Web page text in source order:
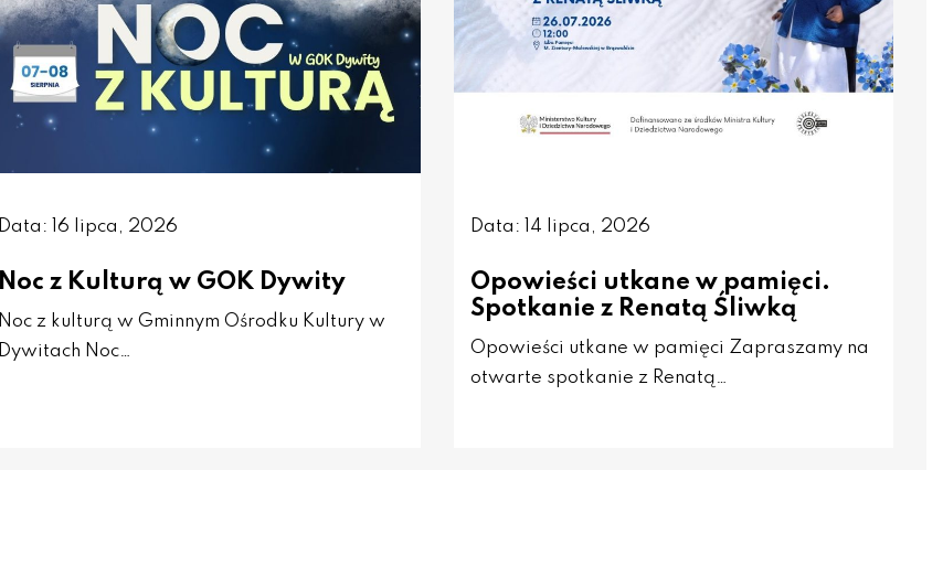
Data: 16 lipca, 2026
Noc z Kulturą w GOK Dywity
Noc z kulturą w Gminnym Ośrodku Kultury w
Dywitach Noc…
Data: 14 lipca, 2026
Opowieści utkane w pamięci.
Spotkanie z Renatą Śliwką
Opowieści utkane w pamięci Zapraszamy na
otwarte spotkanie z Renatą…